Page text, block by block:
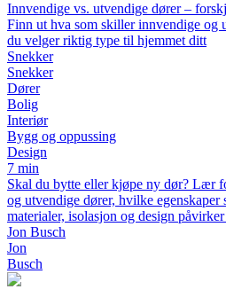
Innvendige vs. utvendige dører –
Finn ut hva som skiller innvendige og
du velger riktig type til hjemmet ditt
Snekker
Snekker
Dører
Bolig
Interiør
Bygg og oppussing
Design
7 min
Skal du bytte eller kjøpe ny dør? Lær
og utvendige dører, hvilke
materialer, isolasjon og design
Jon Busch
Jon
Busch